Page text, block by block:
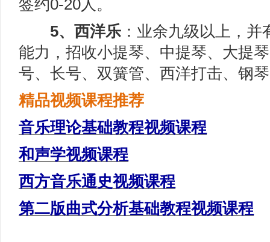
签约0-20人。
5、西洋乐 ：业余九级以上，
能力，招收小提琴、中提琴、大提
号、长号、双簧管、西洋打击、钢
精品视频课程推荐
音乐理论基础教程视频课程
和声学视频课程
西方音乐通史视频课程
第二版曲式分析基础教程视频课程